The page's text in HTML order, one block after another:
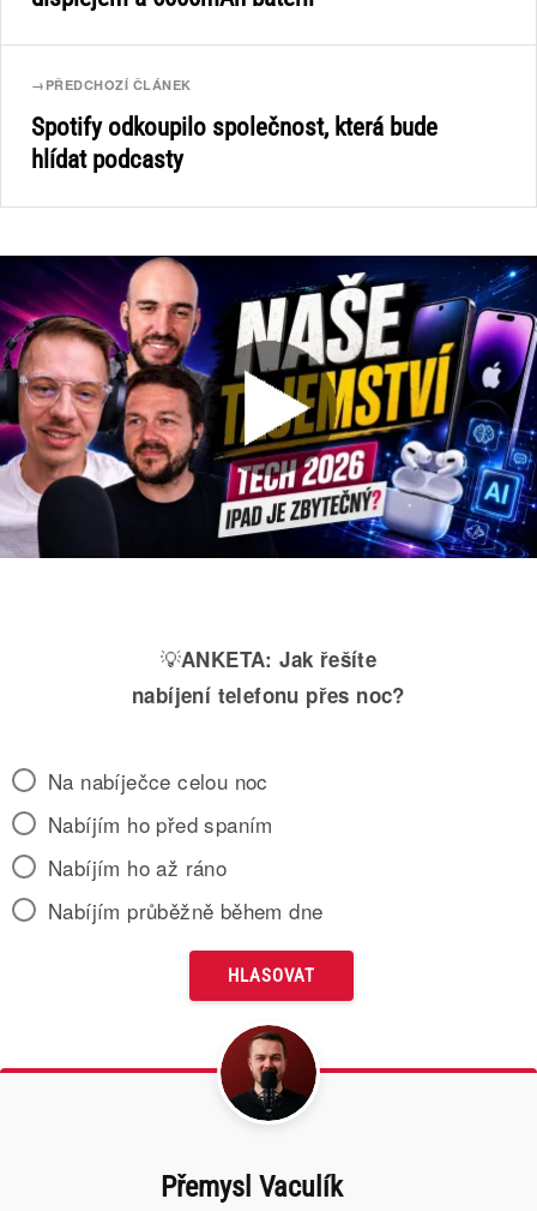
→ PŘEDCHOZÍ ČLÁNEK
Spotify odkoupilo společnost, která bude
hlídat podcasty
💡ANKETA: Jak řešíte
nabíjení telefonu přes noc?
Na nabíječce celou noc
Nabíjím ho před spaním
Nabíjím ho až ráno
Nabíjím průběžně během dne
Přemysl Vaculík